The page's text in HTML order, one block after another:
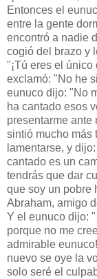
Entonces el
entre la gente
encontró a nadie
cogió del brazo y
"¡Tú eres el
exclamó: "No he
eunuco dijo: "No
ha cantado esos
presentarme ante
sintió mucho más
lamentarse, y
cantado es un
tendrás que dar
que soy un pobre
Abraham, amigo
Y el eunuco dijo:
porque no me
admirable
nuevo se oye la
solo seré el